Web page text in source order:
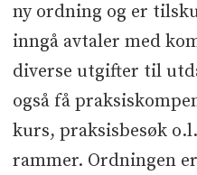
ny ordning og er
inngå avtaler med
diverse utgifter til
også få
kurs, praksisbesøk
rammer. Ordningen